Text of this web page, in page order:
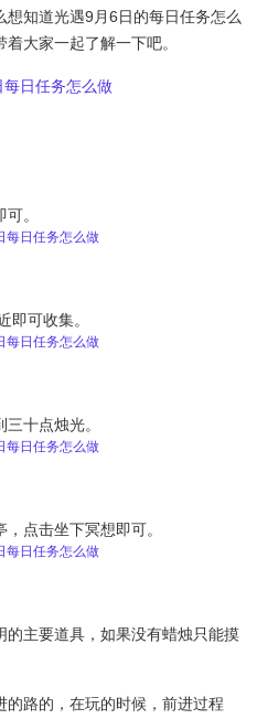
知道光遇9月6日的每日任务怎么
着大家一起了解一下吧。
。
即可收集。
十点烛光。
点击坐下冥想即可。
主要道具，如果没有蜡烛只能摸
路的，在玩的时候，前进过程